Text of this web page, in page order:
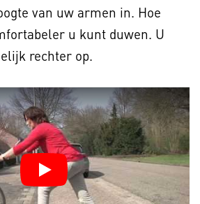
van uw armen in. Hoe
u kunt duwen. U
rechter op.